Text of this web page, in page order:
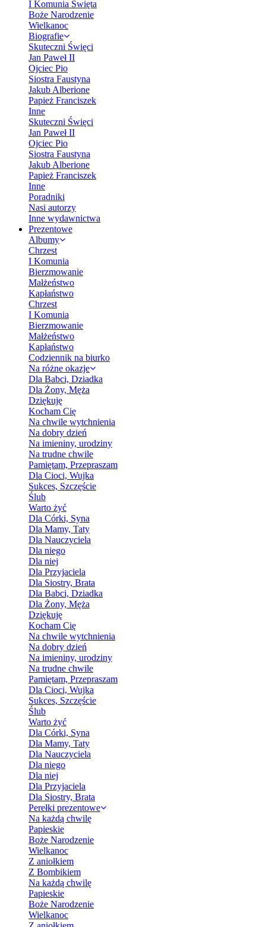
I Komunia Święta
Boże Narodzenie
Wielkanoc
Biografie
Skuteczni Święci
Jan Paweł II
Ojciec Pio
Siostra Faustyna
Jakub Alberione
Papież Franciszek
Inne
Skuteczni Święci
Jan Paweł II
Ojciec Pio
Siostra Faustyna
Jakub Alberione
Papież Franciszek
Inne
Poradniki
Nasi autorzy
Inne wydawnictwa
Prezentowe
Albumy
Chrzest
I Komunia
Bierzmowanie
Małżeństwo
Kapłaństwo
Chrzest
I Komunia
Bierzmowanie
Małżeństwo
Kapłaństwo
Codziennik na biurko
Na różne okazje
Dla Babci, Dziadka
Dla Żony, Męża
Dziękuję
Kocham Cię
Na chwile wytchnienia
Na dobry dzień
Na imieniny, urodziny
Na trudne chwile
Pamiętam, Przepraszam
Dla Cioci, Wujka
Sukces, Szczęście
Ślub
Warto żyć
Dla Córki, Syna
Dla Mamy, Taty
Dla Nauczyciela
Dla niego
Dla niej
Dla Przyjaciela
Dla Siostry, Brata
Dla Babci, Dziadka
Dla Żony, Męża
Dziękuję
Kocham Cię
Na chwile wytchnienia
Na dobry dzień
Na imieniny, urodziny
Na trudne chwile
Pamiętam, Przepraszam
Dla Cioci, Wujka
Sukces, Szczęście
Ślub
Warto żyć
Dla Córki, Syna
Dla Mamy, Taty
Dla Nauczyciela
Dla niego
Dla niej
Dla Przyjaciela
Dla Siostry, Brata
Perełki prezentowe
Na każdą chwilę
Papieskie
Boże Narodzenie
Wielkanoc
Z aniołkiem
Z Bombikiem
Na każdą chwilę
Papieskie
Boże Narodzenie
Wielkanoc